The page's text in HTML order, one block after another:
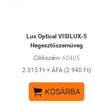
Lux Optical VISILUX-5
Hegesztőszemüveg
Cikkszám: 60405
2 315 Ft + ÁFA (2 940 Ft)
 KOSÁRBA